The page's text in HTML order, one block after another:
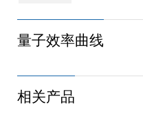
量子效率曲线
相关产品